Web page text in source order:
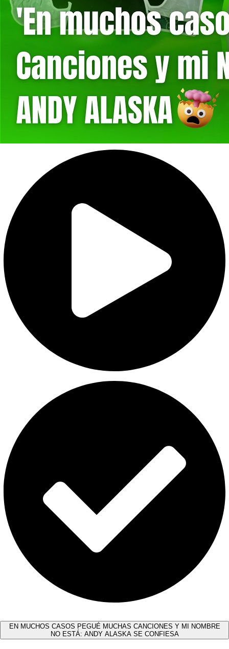
EN MUCHOS CASOS PEGUÉ MUCHAS CANCIONES Y MI NOMBRE
NO ESTÁ: ANDY ALASKA SE CONFIESA​